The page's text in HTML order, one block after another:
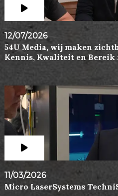
12/07/2026
54U Media, wij maken
Kennis, Kwaliteit en
11/03/2026
Micro LaserSystems